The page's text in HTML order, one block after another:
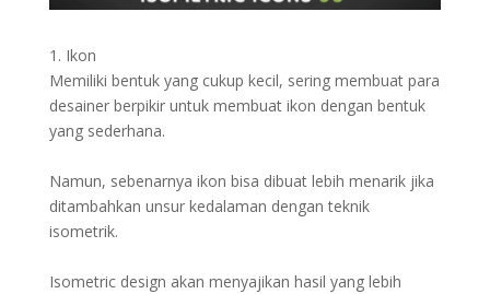
1. Ikon
Memiliki bentuk yang cukup kecil, sering membuat para
desainer berpikir untuk membuat ikon dengan bentuk
yang sederhana.
Namun, sebenarnya ikon bisa dibuat lebih menarik jika
ditambahkan unsur kedalaman dengan teknik
isometrik.
Isometric design akan menyajikan hasil yang lebih